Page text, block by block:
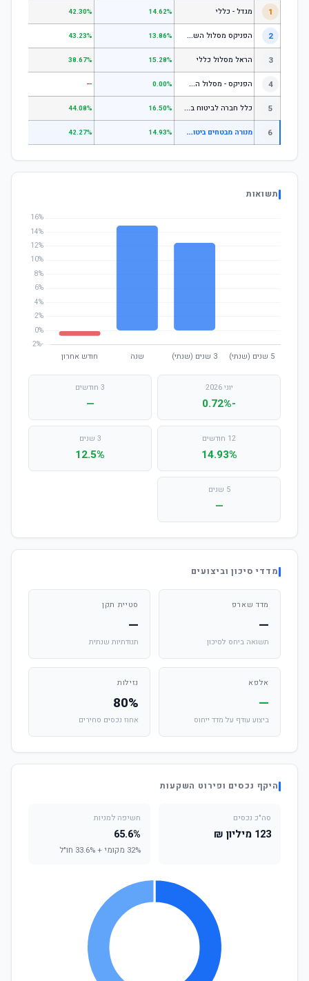
1 מגדל - כללי 14.62%
42.30%
2 ה
פניקס מסלול השקעה כללי 13.86%
43.23%
3 הראל מסלול כללי 15.28%
38.67%
4 ה
פניקס - מסלול השקעה בניהול אישי 0.00%
—
5 כ
לל חברה לביטוח בע"מ כללי 16.50%
44.08%
6 מ
נורה מבטחים ביטוח בע"מ לבני 50-60 (משת) 14.93%
42.27%
תשואות
יוני 2026
-0.72%
3 חודשים
—
12 חודשים
14.93%
3 שנים
12.5%
5 שנים
—
מדדי סיכון וביצועים
מדד שארפ
—
תשואה ביחס לסיכון
סטיית תקן
—
תנודתיות שנתית
אלפא
—
ביצוע עודף על מדד ייחוס
נזילות
80%
אחוז נכסים סחירים
היקף נכסים ופירוט השקעות
סה"כ נכסים
123 מיליון ₪
חשיפה למניות
65.6%
32% מקומי + 33.6% חו"ל